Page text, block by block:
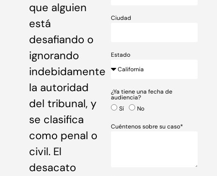
que alguien
está
desafiando o
ignorando
indebidamente
la autoridad
del tribunal, y
se clasifica
como penal o
civil. El
desacato
Ciudad
Estado
¿Ya tiene una fecha de
audiencia?
Sí
No
Cuéntenos sobre su caso*